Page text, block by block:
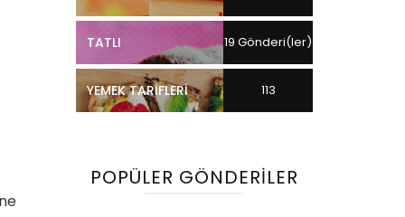
TATLI 19 Gönderi(ler)
YEMEK TARIFLERI 113
POPÜLER GÖNDERILER